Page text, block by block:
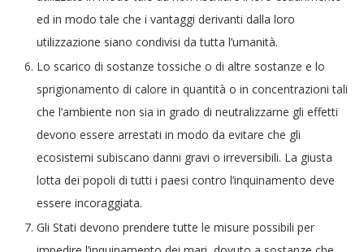
ed in modo tale che i vantaggi derivanti dalla loro
utilizzazione siano condivisi da tutta l’umanità.
Lo scarico di sostanze tossiche o di altre sostanze e lo
sprigionamento di calore in quantità o in concentrazioni tali
che l’ambiente non sia in grado di neutralizzarne gli effetti
devono essere arrestati in modo da evitare che gli
ecosistemi subiscano danni gravi o irreversibili. La giusta
lotta dei popoli di tutti i paesi contro l’inquinamento deve
essere incoraggiata.
Gli Stati devono prendere tutte le misure possibili per